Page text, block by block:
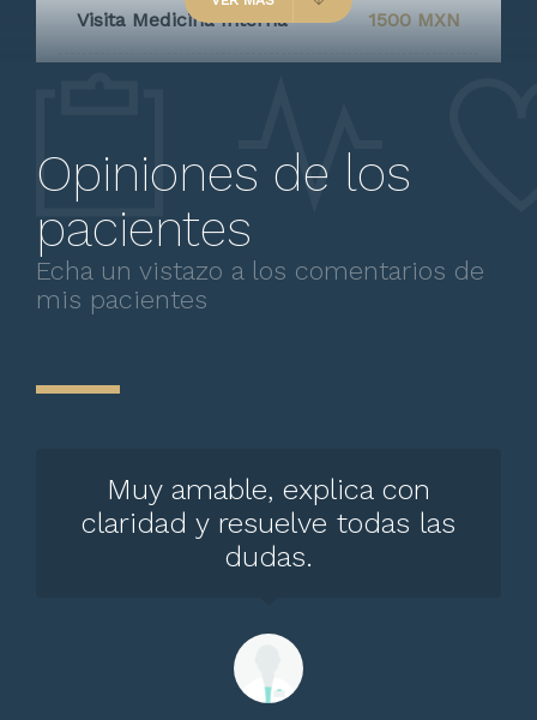
Visita Medicina Interna 1500 MXN
Opiniones de los
pacientes
Echa un vistazo a los comentarios de
mis pacientes
Muy amable, explica con
claridad y resuelve todas las
dudas.